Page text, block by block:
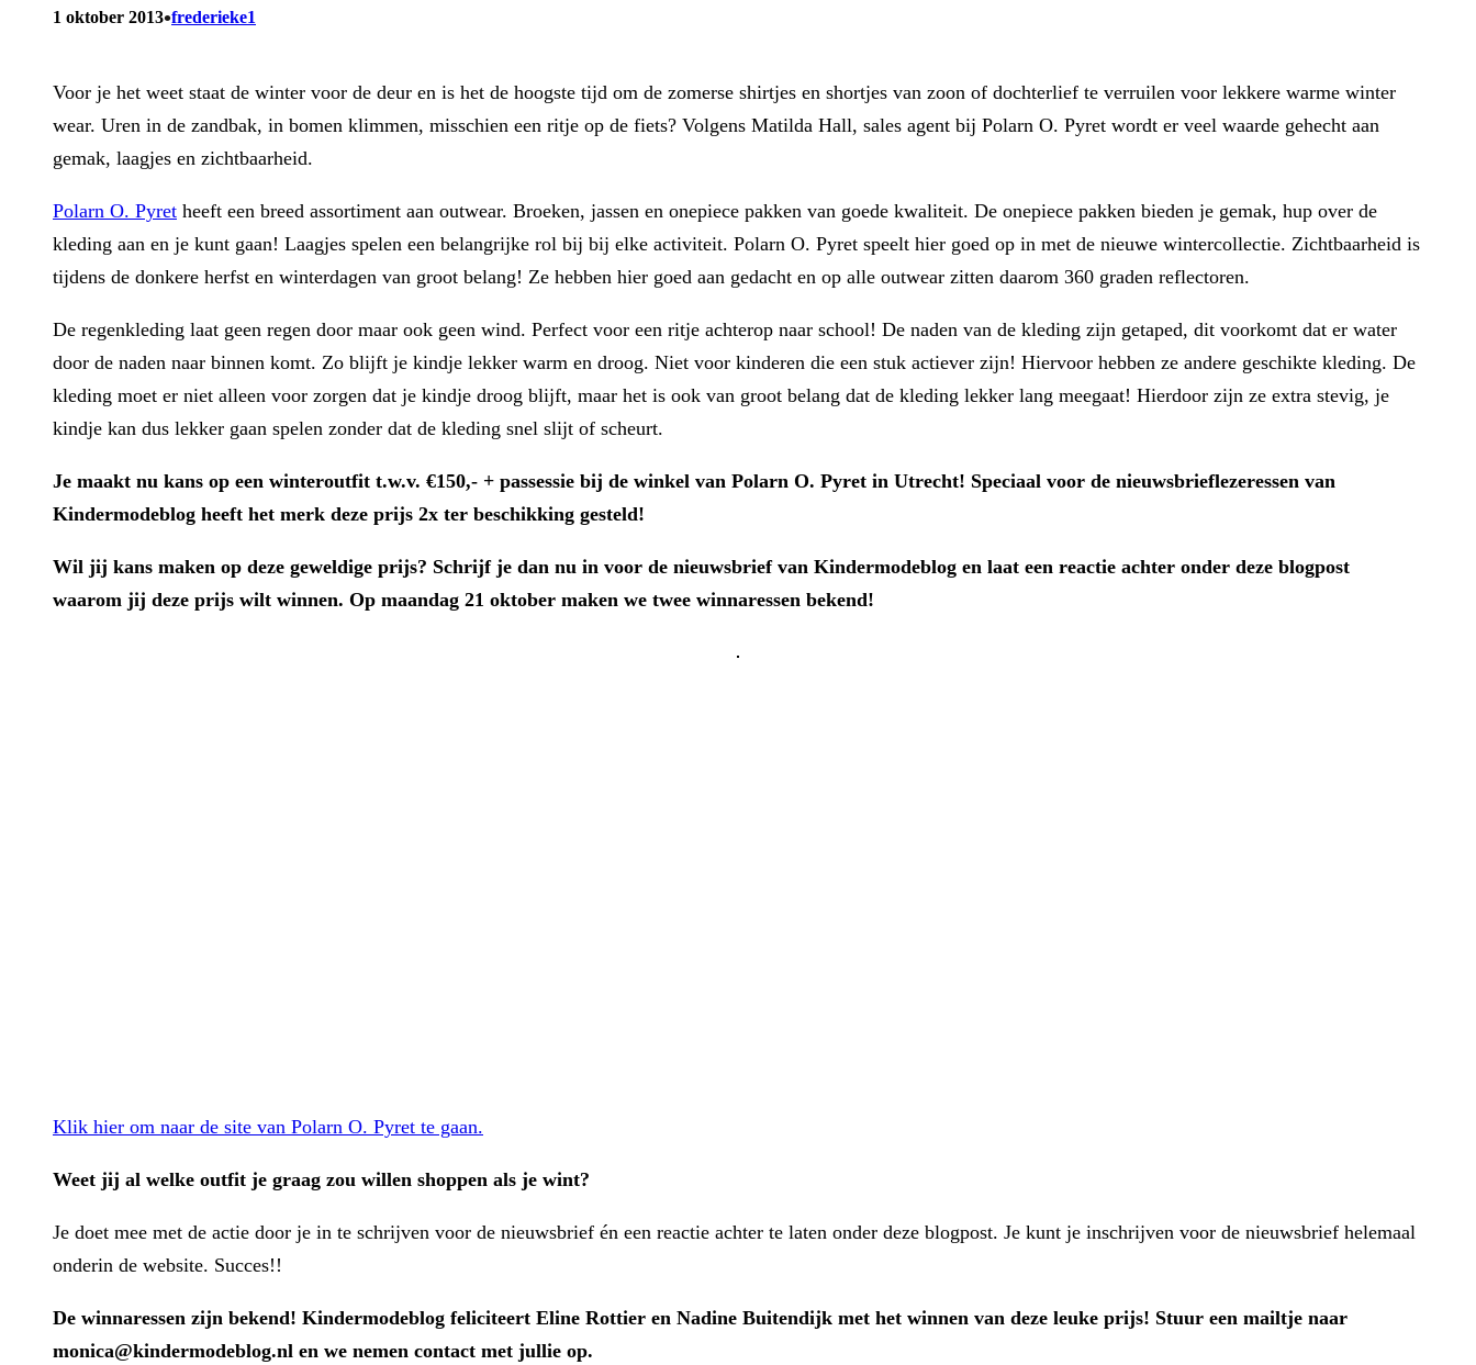
1 oktober 2013•frederieke1
Voor je het weet staat de winter voor de deur en is het de hoogste tijd om de zomerse shirtjes en shortjes van zoon of dochterlief te verruilen voor lekkere warme winter
wear. Uren in de zandbak, in bomen klimmen, misschien een ritje op de fiets? Volgens Matilda Hall, sales agent bij Polarn O. Pyret wordt er veel waarde gehecht aan
gemak, laagjes en zichtbaarheid.
Polarn O. Pyret heeft een breed assortiment aan outwear. Broeken, jassen en onepiece pakken van goede kwaliteit. De onepiece pakken bieden je gemak, hup over de
kleding aan en je kunt gaan! Laagjes spelen een belangrijke rol bij bij elke activiteit. Polarn O. Pyret speelt hier goed op in met de nieuwe wintercollectie. Zichtbaarheid is
tijdens de donkere herfst en winterdagen van groot belang! Ze hebben hier goed aan gedacht en op alle outwear zitten daarom 360 graden reflectoren.
De regenkleding laat geen regen door maar ook geen wind. Perfect voor een ritje achterop naar school! De naden van de kleding zijn getaped, dit voorkomt dat er water
door de naden naar binnen komt. Zo blijft je kindje lekker warm en droog. Niet voor kinderen die een stuk actiever zijn! Hiervoor hebben ze andere geschikte kleding. De
kleding moet er niet alleen voor zorgen dat je kindje droog blijft, maar het is ook van groot belang dat de kleding lekker lang meegaat! Hierdoor zijn ze extra stevig, je
kindje kan dus lekker gaan spelen zonder dat de kleding snel slijt of scheurt.
Je maakt nu kans op een winteroutfit t.w.v. €150,- + passessie bij de winkel van Polarn O. Pyret in Utrecht! Speciaal voor de nieuwsbrieflezeressen van
Kindermodeblog heeft het merk deze prijs 2x ter beschikking gesteld!
Wil jij kans maken op deze geweldige prijs? Schrijf je dan nu in voor de nieuwsbrief van Kindermodeblog en laat een reactie achter onder deze blogpost
waarom jij deze prijs wilt winnen. Op maandag 21 oktober maken we twee winnaressen bekend!
Klik hier om naar de site van Polarn O. Pyret te gaan.
Weet jij al welke outfit je graag zou willen shoppen als je wint?
Je doet mee met de actie door je in te schrijven voor de nieuwsbrief én een reactie achter te laten onder deze blogpost. Je kunt je inschrijven voor de nieuwsbrief helemaal
onderin de website. Succes!!
De winnaressen zijn bekend! Kindermodeblog feliciteert Eline Rottier en Nadine Buitendijk met het winnen van deze leuke prijs! Stuur een mailtje naar
monica@kindermodeblog.nl en we nemen contact met jullie op.